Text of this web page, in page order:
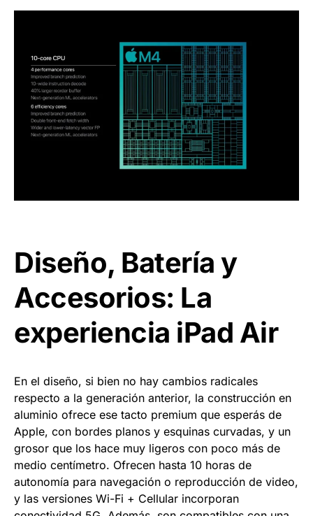
Diseño, Batería y
Accesorios: La
experiencia iPad Air
En el diseño, si bien no hay cambios radicales
respecto a la generación anterior, la construcción en
aluminio ofrece ese tacto premium que esperás de
Apple, con bordes planos y esquinas curvadas, y un
grosor que los hace muy ligeros con poco más de
medio centímetro. Ofrecen hasta 10 horas de
autonomía para navegación o reproducción de video,
y las versiones Wi-Fi + Cellular incorporan